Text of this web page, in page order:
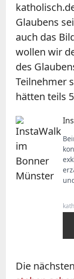
Glaubens
auch das
wollen wir
des
Teilnehmer
hätten teils
Die nächsten